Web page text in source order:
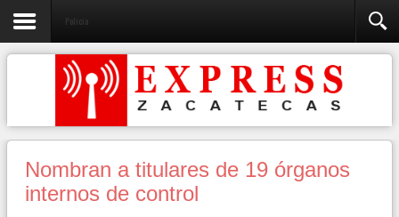
Policia
Nombran a titulares de 19 órganos
internos de control